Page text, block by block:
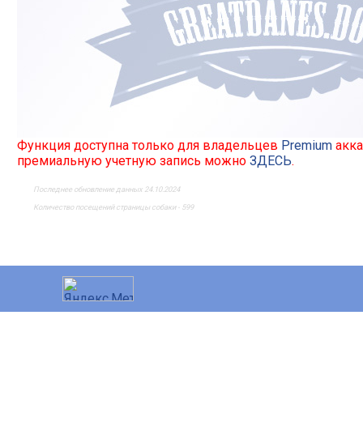
Функция доступна только для владельцев Premium
премиальную учетную запись можно ЗДЕСЬ.
Последнее обновление данных 24.10.2024
Количество посещений страницы собаки - 599